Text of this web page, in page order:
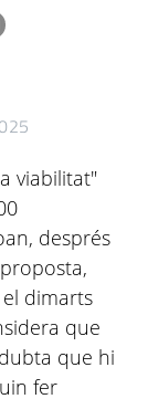
viabilitat"
després
dimarts
que
que hi
fer